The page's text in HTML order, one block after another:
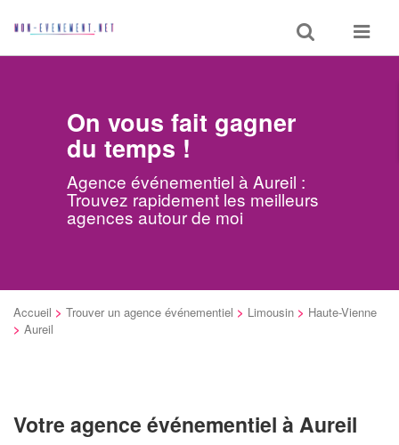
Toggle
search
Toggle
On vous fait gagner
du temps !
Agence événementiel à Aureil :
Trouvez rapidement les meilleurs
agences autour de moi
Accueil > Trouver un agence événementiel > Limousin > Haute-Vienne
> Aureil
Votre agence événementiel à Aureil